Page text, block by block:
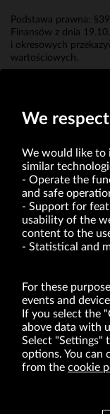
Podstawa prawna:
Finansów z dnia
i okresowych
wartościowych.
VRG
Tax
District
XI Economic
of act of 8.03.2013 on
(Journal
BRANDS
We
We would like to
similar
Operate the
and safe
Support for
usability of the
content to the
Statistical and
For these
events and
If you select the
above data with
Select "Settings"
options. You can
from the cookie